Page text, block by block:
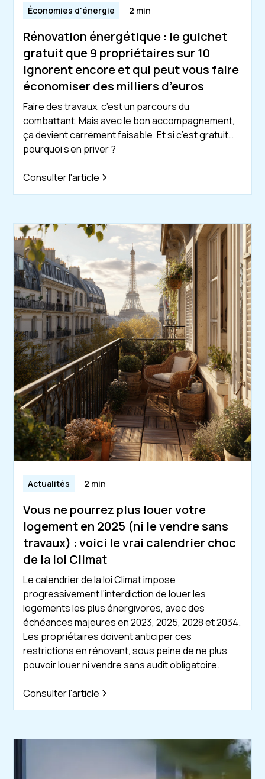
Économies d'énergie 2 min
Rénovation énergétique : le guichet
gratuit que 9 propriétaires sur 10
ignorent encore et qui peut vous faire
économiser des milliers d’euros
Faire des travaux, c’est un parcours du
combattant. Mais avec le bon accompagnement,
ça devient carrément faisable. Et si c’est gratuit…
pourquoi s’en priver ?
Consulter l'article
Actualités 2 min
Vous ne pourrez plus louer votre
logement en 2025 (ni le vendre sans
travaux) : voici le vrai calendrier choc
de la loi Climat
Le calendrier de la loi Climat impose
progressivement l’interdiction de louer les
logements les plus énergivores, avec des
échéances majeures en 2023, 2025, 2028 et 2034.
Les propriétaires doivent anticiper ces
restrictions en rénovant, sous peine de ne plus
pouvoir louer ni vendre sans audit obligatoire.
Consulter l'article